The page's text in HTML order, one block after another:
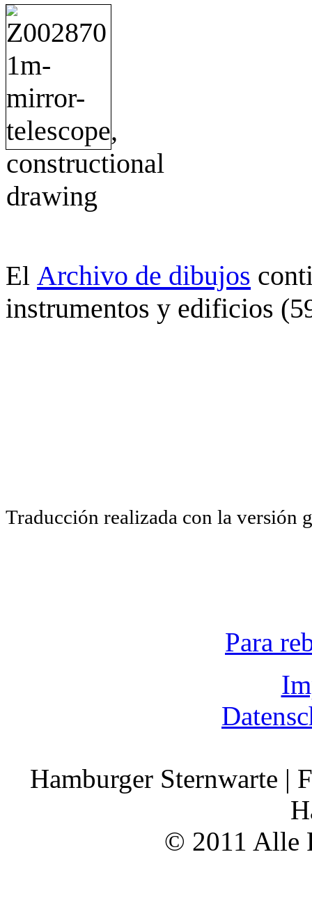
El Archivo de dibujos
instrumentos y edificios
Traducción realizada con la versión
Para
Hamburger Sternwarte |
© 2011 Alle